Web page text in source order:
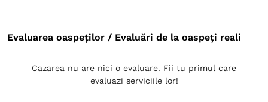
Evaluarea oaspeților / Evaluări de la oaspeți reali
Cazarea nu are nici o evaluare. Fii tu primul care
evaluazi serviciile lor!